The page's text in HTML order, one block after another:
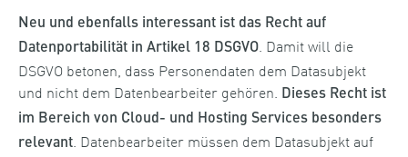
Neu und ebenfalls interessant ist das Recht auf
Datenportabilität in Artikel 18 DSGVO. Damit will die
DSGVO betonen, dass Personendaten dem Datasubjekt
und nicht dem Datenbearbeiter gehören. Dieses Recht ist
im Bereich von Cloud- und Hosting Services besonders
relevant. Datenbearbeiter müssen dem Datasubjekt auf